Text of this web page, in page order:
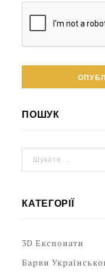
ПОШУК
КАТЕГОРІЇ
3D Експонати
Барви